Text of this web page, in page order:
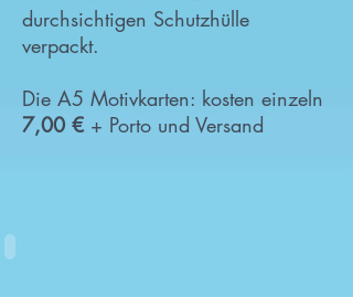
durchsichtigen Schutzhülle
verpackt.
Die A5 Motivkarten: kosten einzeln
7,00 €+ Porto und Versand